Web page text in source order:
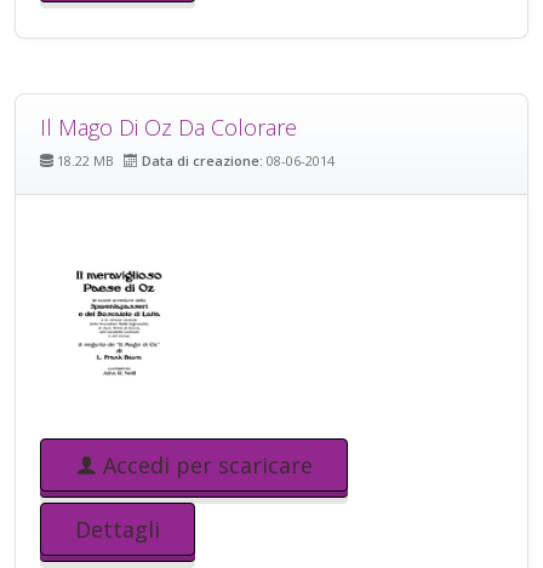
Il Mago Di Oz Da Colorare
18.22 MB Data di creazione: 08-06-2014
Accedi per scaricare
Dettagli